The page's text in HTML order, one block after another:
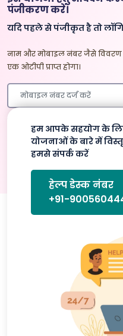
पंजीकरण करें।
यदि पहले से पंजीकृत है तो
नाम और मोबाइल नंबर जैसे
एक ओटीपी प्राप्त होगा।
प्रमाणित करे
हम आपके सहयोग के
योजनाओं के बारे में
हमसे संपर्क करें
हेल्प डेस्क नंबर
+91-